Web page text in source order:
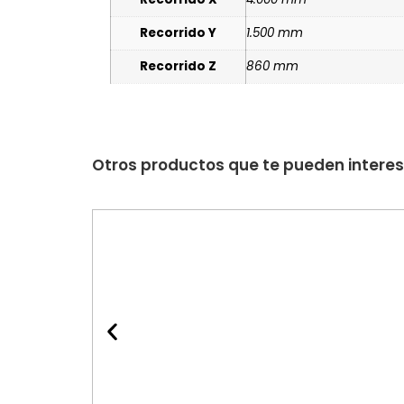
Recorrido Y
1.500 mm
Recorrido Z
860 mm
Otros productos que te pueden